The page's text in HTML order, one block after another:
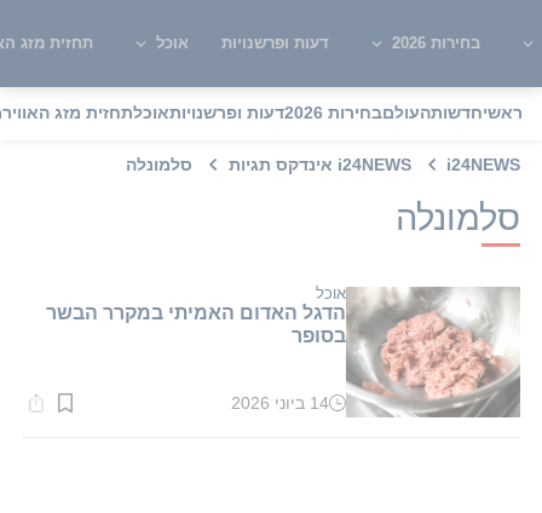
בחירות 2026 דעות ופרשנויות אוכל תחזית מזג
ראשיחדשותהעולםבחירות 2026 דעות ופרשנויותאוכלתחזית מזג האוויר
i24NEWS i24NEWS אינדקס תגיות סלמונלה
סלמונלה
אוכל
הדגל האדום האמיתי במקרר הבשר
בסופר
זמן14 ביוני 2026